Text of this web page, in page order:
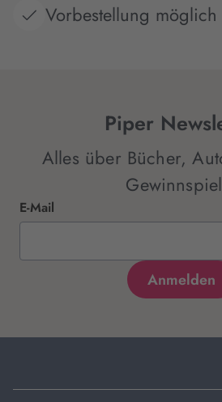
Vorbestellung möglich
Piper
Alles über Bücher,
E-Mail